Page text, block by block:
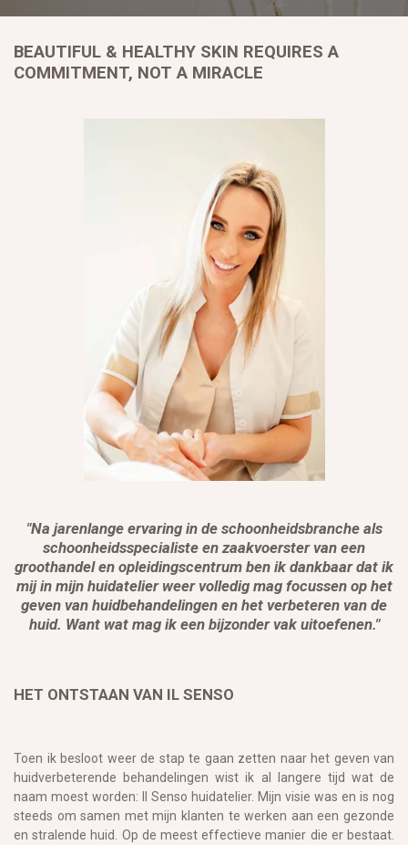
BEAUTIFUL & HEALTHY SKIN REQUIRES A
COMMITMENT, NOT A MIRACLE
"Na jarenlange ervaring in de schoonheidsbranche als
schoonheidsspecialiste en zaakvoerster van een
groothandel en opleidingscentrum ben ik dankbaar dat ik
mij in mijn huidatelier weer volledig mag focussen op het
geven van huidbehandelingen en het verbeteren van de
huid. Want wat mag ik een bijzonder vak uitoefenen."
HET ONTSTAAN VAN IL SENSO
Toen ik besloot weer de stap te gaan zetten naar het geven van
huidverbeterende behandelingen wist ik al langere tijd wat de
naam moest worden: Il Senso huidatelier. Mijn visie was en is nog
steeds om samen met mijn klanten te werken aan een gezonde
en stralende huid. Op de meest effectieve manier die er bestaat.